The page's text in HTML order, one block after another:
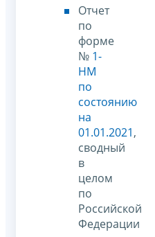
Отчет
по
форме
№ 1-
НМ
по
состоянию
на
01.01.2021,
сводный
в
целом
по
Российской
Федерации